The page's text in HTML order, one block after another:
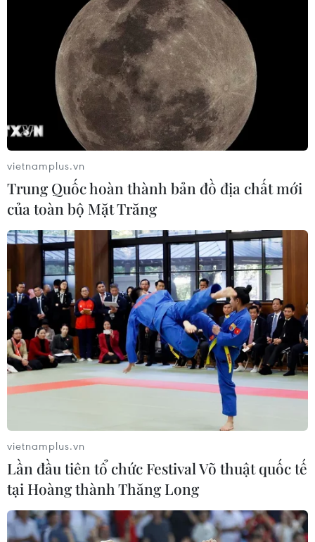
vietnamplus.vn
Trung Quốc hoàn thành bản đồ địa chất mới
của toàn bộ Mặt Trăng
vietnamplus.vn
Lần đầu tiên tổ chức Festival Võ thuật quốc tế
tại Hoàng thành Thăng Long